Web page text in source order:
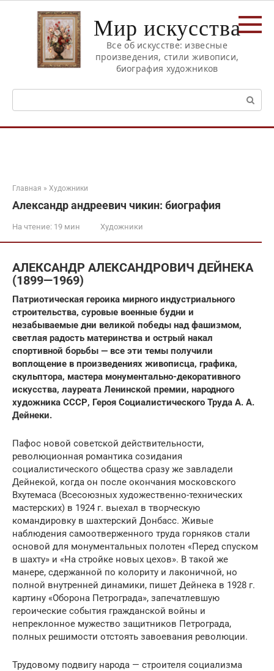
Мир искусства
Все об искусстве: извесные
произведения, стили живописи,
биография художников
Поиск:
Главная » Художники
Александр андреевич чикин: биография
На чтение: 19 мин Художники
АЛЕКСАНДР АЛЕКСАНДРОВИЧ ДЕЙНЕКА
(1899—1969)
Патриотическая героика мирного индустриального
строительства, суровые военные будни и
незабываемые дни великой победы над фашизмом,
светлая радость материнства и острый накал
спортивной борьбы — все эти темы получили
воплощение в произведениях живописца, графика,
скульптора, мастера монументально-декоративного
искусства, лауреата Ленинской премии, народного
художника СССР, Героя Социалистического Труда А. А.
Дейнеки.
Пафос новой советской действительности,
революционная романтика созидания
социалистического общества сразу же завладели
Дейнекой, когда он после окончания московского
Вхутемаса (Всесоюзных художественно-технических
мастерских) в 1924 г. выехал в творческую
командировку в шахтерский Донбасс. Живые
наблюдения самоотверженного труда горняков стали
основой для монументальных полотен «Перед спуском
в шахту» и «На стройке новых цехов». В такой же
манере, сдержанной по колориту и лаконичной, но
полной внутренней динамики, пишет Дейнека в 1928 г.
картину «Оборона Петрограда», запечатлевшую
героические события гражданской войны и
непреклонное мужество защитников Петрограда,
полных решимости отстоять завоевания революции.
Трудовому подвигу народа — строителя социализма